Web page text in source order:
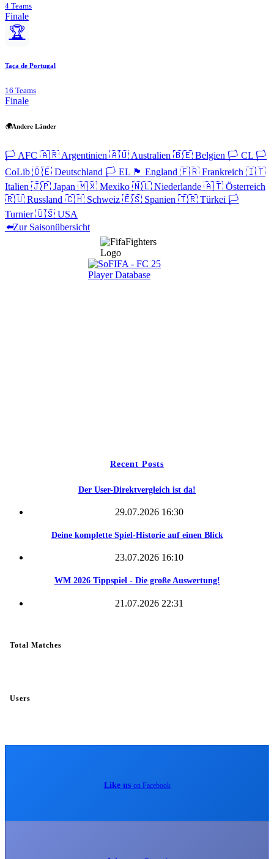
4 Teams
Finale
🏆
Taça de Portugal
16 Teams
Finale
🌍Andere Länder
🏳️ AFC 🇦🇷 Argentinien 🇦🇺 Australien 🇧🇪 Belgien 🏳️ CL 🏳️
CoLib 🇩🇪 Deutschland 🏳️ EL 🏴󠁧󠁢󠁥󠁮󠁧󠁿 England 🇫🇷 Frankreich 🇮🇹
Italien 🇯🇵 Japan 🇲🇽 Mexiko 🇳🇱 Niederlande 🇦🇹 Österreich
🇷🇺 Russland 🇨🇭 Schweiz 🇪🇸 Spanien 🇹🇷 Türkei 🏳️
Turnier🇺🇸 USA
⬅️Zur Saisonübersicht
Recent Posts
Der User-Direktvergleich ist da!
29.07.2026 16:30
Deine komplette Spiel-Historie auf einen Blick
23.07.2026 16:10
WM 2026 Tippspiel - Die große Auswertung!
21.07.2026 22:31
Total Matches
Users
Like us on Facebook